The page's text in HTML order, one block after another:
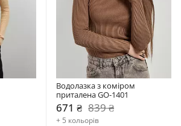
Водолазка з коміром
приталена GO-1401
671 ₴ 839 ₴
+ 5 кольорів